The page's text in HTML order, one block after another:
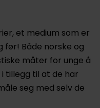
et medium som er
før! Både norske og
måter for unge å
tillegg til at de har
seg med selv de